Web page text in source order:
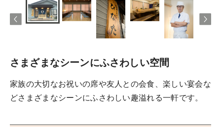
さまざまなシーンにふさわしい空間
家族の大切なお祝いの席や友人との会食、楽しい宴会な
どさまざまなシーンにふさわしい趣溢れる一軒です。